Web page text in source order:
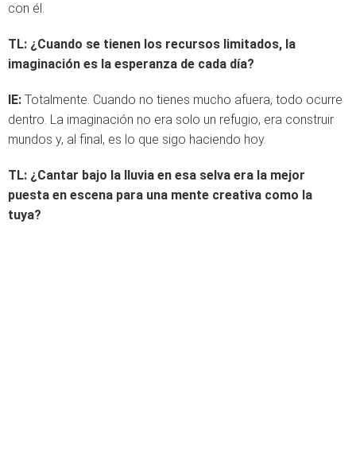
con él.
TL: ¿Cuando se tienen los recursos limitados, la
imaginación es la esperanza de cada día?
IE: Totalmente. Cuando no tienes mucho afuera, todo ocurre
dentro. La imaginación no era solo un refugio, era construir
mundos y, al final, es lo que sigo haciendo hoy.
TL: ¿Cantar bajo la lluvia en esa selva era la mejor
puesta en escena para una mente creativa como la
tuya?